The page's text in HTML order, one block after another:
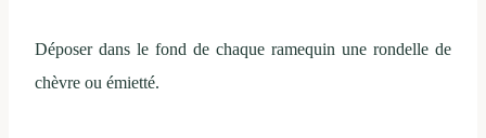
Déposer dans le fond de chaque ramequin une rondelle de
chèvre ou émietté.